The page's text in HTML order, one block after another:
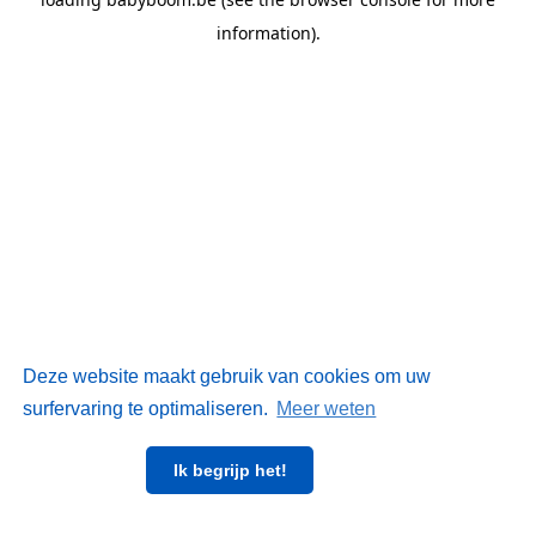
Deze website maakt gebruik van cookies om uw
surfervaring te optimaliseren. Meer weten
Ik begrijp het!
information).